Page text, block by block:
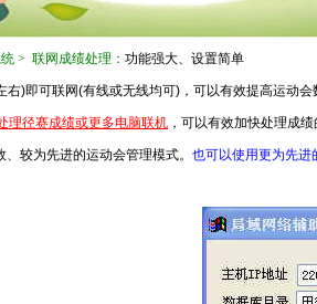
> 联网成绩处理 ： 功能强大、设置简单
)即可联网(有线或无线均可)，可以有效提高运动
理径赛成绩或更多电脑联机 ，可以有效加快处理成
较为先进的运动会管理模式。 也可以使用更为先进